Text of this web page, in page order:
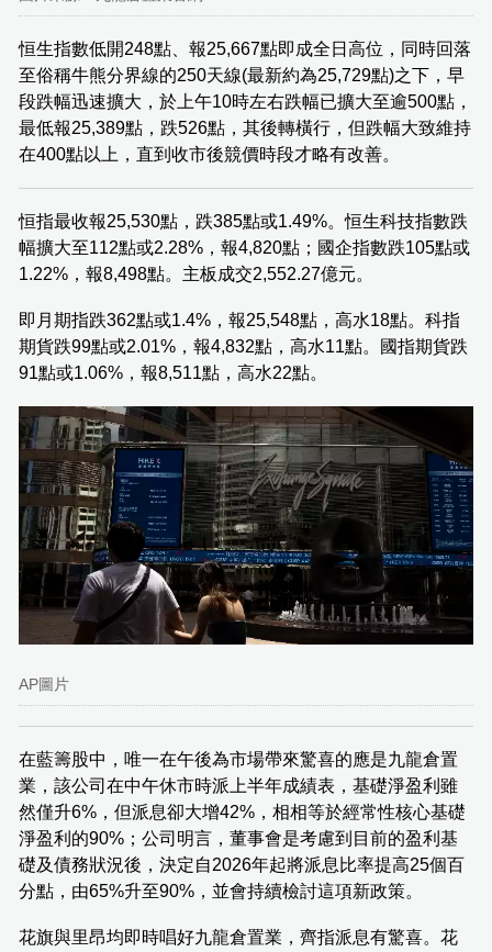
恒生指數低開248點、報25,667點即成全日高位，同時回落
至俗稱牛熊分界線的250天線(最新約為25,729點)之下，早
段跌幅迅速擴大，於上午10時左右跌幅已擴大至逾500點，
最低報25,389點，跌526點，其後轉橫行，但跌幅大致維持
在400點以上，直到收市後競價時段才略有改善。
恒指最收報25,530點，跌385點或1.49%。恒生科技指數跌
幅擴大至112點或2.28%，報4,820點；國企指數跌105點或
1.22%，報8,498點。主板成交2,552.27億元。
即月期指跌362點或1.4%，報25,548點，高水18點。科指
期貨跌99點或2.01%，報4,832點，高水11點。國指期貨跌
91點或1.06%，報8,511點，高水22點。
AP圖片
在藍籌股中，唯一在午後為市場帶來驚喜的應是九龍倉置
業，該公司在中午休市時派上半年成績表，基礎淨盈利雖
然僅升6%，但派息卻大增42%，相相等於經常性核心基礎
淨盈利的90%；公司明言，董事會是考慮到目前的盈利基
礎及債務狀況後，決定自2026年起將派息比率提高25個百
分點，由65%升至90%，並會持續檢討這項新政策。
花旗與里昂均即時唱好九龍倉置業，齊指派息有驚喜。花